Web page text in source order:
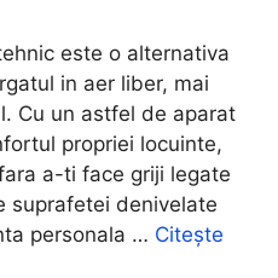
este o alternativa
in aer liber, mai
Cu un astfel de aparat
propriei locuinte,
a-ti face griji legate
suprafetei denivelate
personala … Citește